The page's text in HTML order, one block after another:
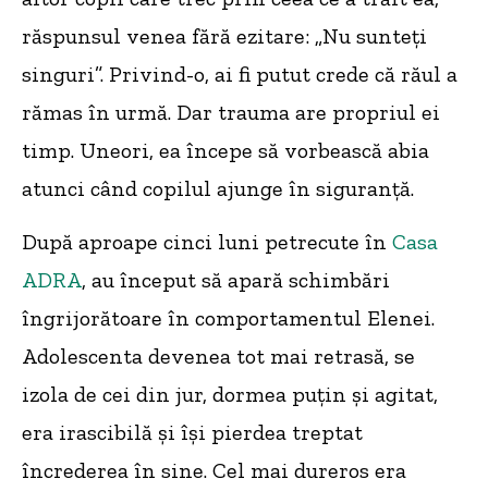
răspunsul venea fără ezitare: „Nu sunteți
singuri”. Privind-o, ai fi putut crede că răul a
rămas în urmă. Dar trauma are propriul ei
timp. Uneori, ea începe să vorbească abia
atunci când copilul ajunge în siguranță.
După aproape cinci luni petrecute în Casa
ADRA, au început să apară schimbări
îngrijorătoare în comportamentul Elenei.
Adolescenta devenea tot mai retrasă, se
izola de cei din jur, dormea puțin și agitat,
era irascibilă și își pierdea treptat
încrederea în sine. Cel mai dureros era